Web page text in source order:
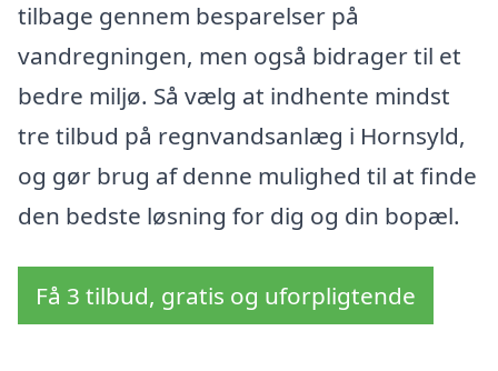
tilbage gennem besparelser på
vandregningen, men også bidrager til et
bedre miljø. Så vælg at indhente mindst
tre tilbud på regnvandsanlæg i Hornsyld,
og gør brug af denne mulighed til at finde
den bedste løsning for dig og din bopæl.
Få 3 tilbud, gratis og uforpligtende